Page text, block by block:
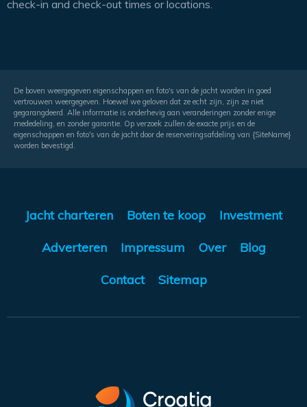
check-in and check-out times or locations.
De boven weergegeven eigenschappen en foto's van de jacht worden in goed
vertrouwen weergegeven. Hoewel we geloven dat ze echt zijn, zijn ze niet
gegarangdeerd. Alle informatie is onderhevig aan veranderingen zonder enige
mededeling, en zonder garantie. Op verzoek zullen de exacte prijs en de
eigenschappen en foto's van de jacht door de reserveringsafdeling van {SiteName}
worden bevestigd.
Jacht charteren Boten te koop Investment
Adverteren Impressum Over Blog
Contact Sitemap